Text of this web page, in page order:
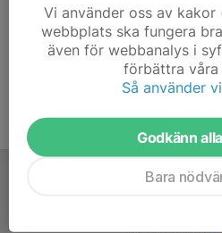
Vi använder oss av
webbplats ska fungera
även för webbanalys i
förbättra våra
Så använder
Godkänn
Bara